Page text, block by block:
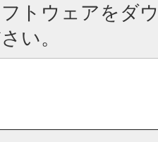
トウェアをダ
い。